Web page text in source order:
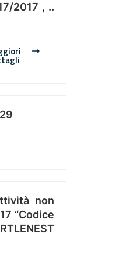
2017 , ..
non
“Codice